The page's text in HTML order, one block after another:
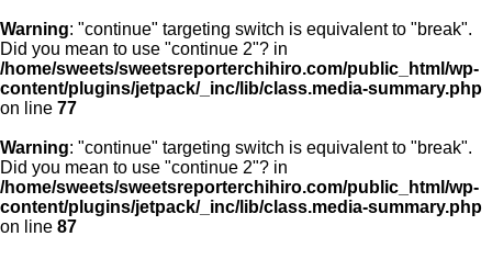
Warning: "continue" targeting switch is equivalent to "break".
Did you mean to use "continue 2"? in
/home/sweets/sweetsreporterchihiro.com/public_html/wp-
content/plugins/jetpack/_inc/lib/class.media-summary.php
on line 77
Warning: "continue" targeting switch is equivalent to "break".
Did you mean to use "continue 2"? in
/home/sweets/sweetsreporterchihiro.com/public_html/wp-
content/plugins/jetpack/_inc/lib/class.media-summary.php
on line 87